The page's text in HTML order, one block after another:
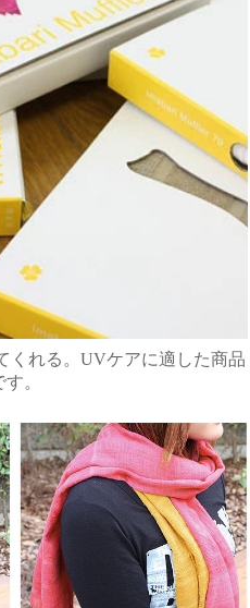
くれる。UVケアに適した商品
す。